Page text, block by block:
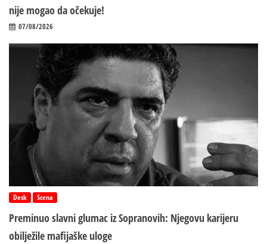
nije mogao da očekuje!
07/08/2026
Desk Scena
Preminuo slavni glumac iz Sopranovih: Njegovu karijeru
obilježile mafijaške uloge